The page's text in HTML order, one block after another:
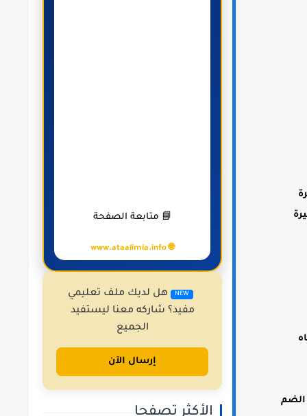
الضم
📘 متابعة الصفحة
🌐 www.ataalimia.info
NEW
هل لديك ملف تعليمي
مفيد؟ شاركه معنا ليستفيد
الجميع
إرسال الآن
الأكثر تصفحا